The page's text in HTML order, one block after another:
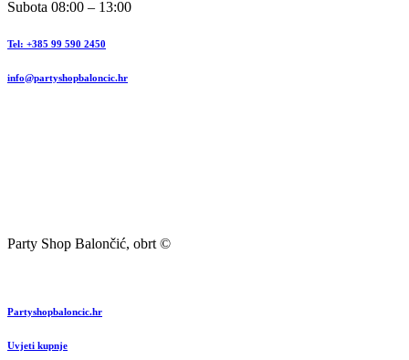
Subota 08:00 – 13:00
Tel: +385 99 590 2450
info@partyshopbaloncic.hr
Party Shop Balončić, obrt ©
Partyshopbaloncic.hr
Uvjeti kupnje